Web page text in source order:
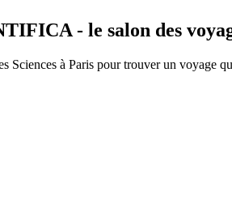
- le salon des
Sciences à Paris pour trouver un voyage